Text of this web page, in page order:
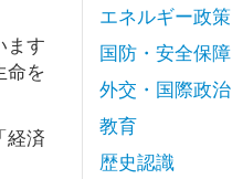
ます
命を
経済
エネルギー政策
国防・安全保障
外交・国際政治
教育
歴史認識